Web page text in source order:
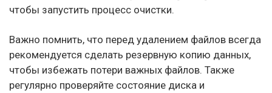
чтобы запустить процесс очистки.
Важно помнить, что перед удалением файлов всегда
рекомендуется сделать резервную копию данных,
чтобы избежать потери важных файлов. Также
регулярно проверяйте состояние диска и